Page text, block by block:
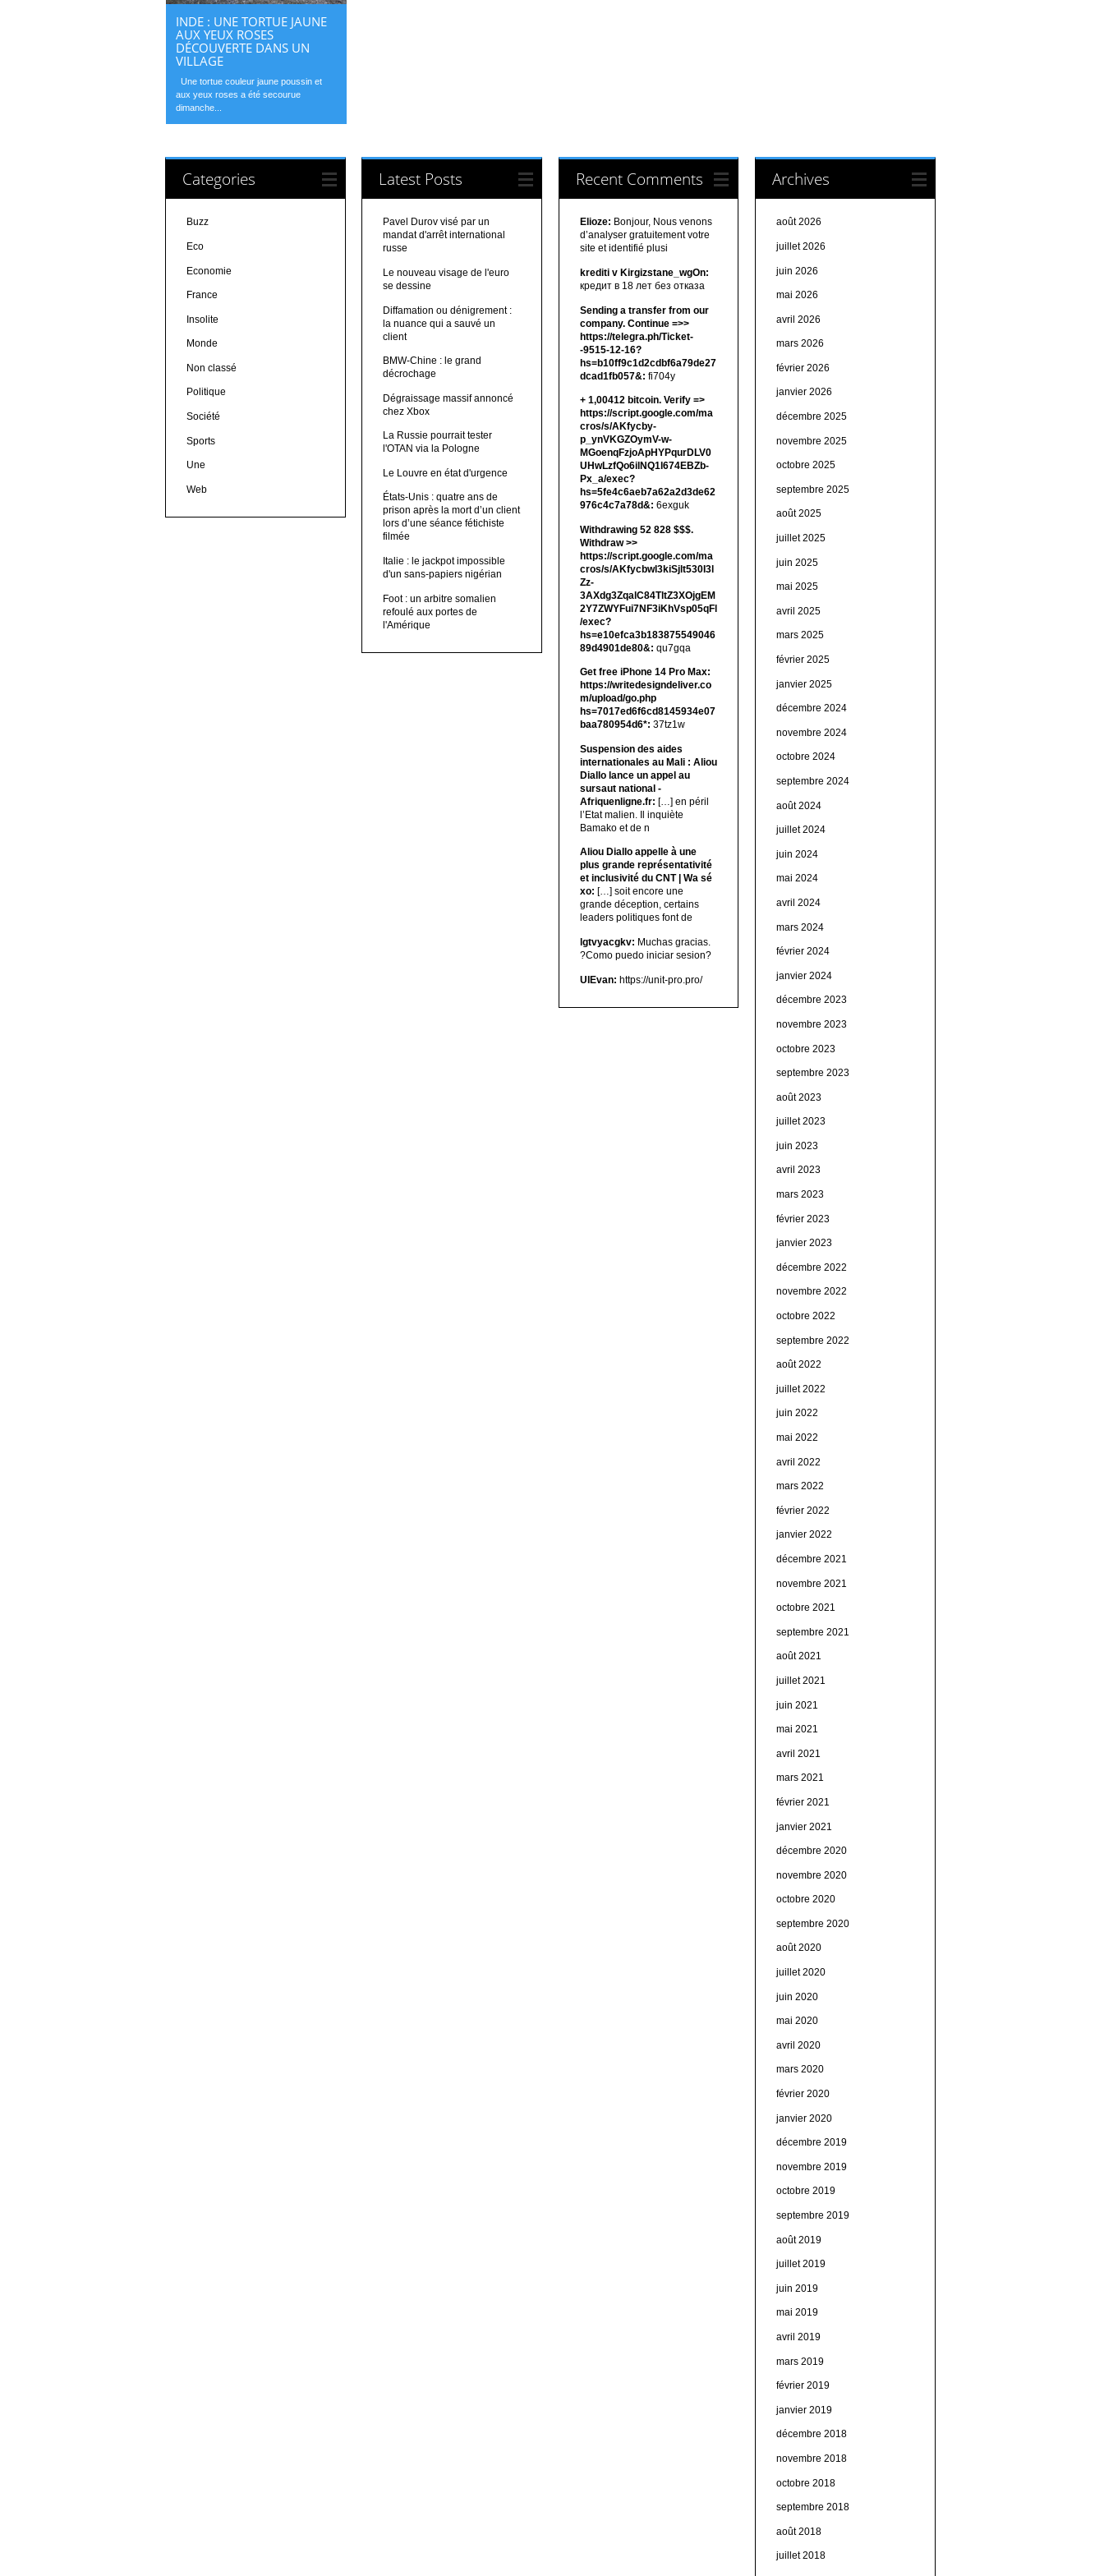
INDE : UNE TORTUE JAUNE
AUX YEUX ROSES
DÉCOUVERTE DANS UN
VILLAGE
Une tortue couleur jaune poussin et
aux yeux roses a été secourue
dimanche...
Categories
Buzz
Eco
Economie
France
Insolite
Monde
Non classé
Politique
Société
Sports
Une
Web
Latest Posts
Pavel Durov visé par un
mandat d'arrêt international
russe
Le nouveau visage de l'euro
se dessine
Diffamation ou dénigrement :
la nuance qui a sauvé un
client
BMW-Chine : le grand
décrochage
Dégraissage massif annoncé
chez Xbox
La Russie pourrait tester
l'OTAN via la Pologne
Le Louvre en état d'urgence
États-Unis : quatre ans de
prison après la mort d’un client
lors d’une séance fétichiste
filmée
Italie : le jackpot impossible
d'un sans-papiers nigérian
Foot : un arbitre somalien
refoulé aux portes de
l'Amérique
Recent Comments
Elioze: Bonjour, Nous venons
d’analyser gratuitement votre
site et identifié plusi
krediti v Kirgizstane_wgOn:
кредит в 18 лет без отказа
Sending a transfer from our
company. Continue =>>
https://telegra.ph/Ticket-
-9515-12-16?
hs=b10ff9c1d2cdbf6a79de27
dcad1fb057&: fi704y
+ 1,00412 bitсоin. Verify =>
https://script.google.com/ma
cros/s/AKfycby-
p_ynVKGZOymV-w-
MGoenqFzjoApHYPqurDLV0
UHwLzfQo6ilNQ1l674EBZb-
Px_a/exec?
hs=5fe4c6aeb7a62a2d3de62
976c4c7a78d&: 6exguk
Withdrawing 52 828 $$$.
Withdrаw >>
https://script.google.com/ma
cros/s/AKfycbwl3kiSjlt530I3l
Zz-
3AXdg3ZqalC84TltZ3XOjgEM
2Y7ZWYFui7NF3iKhVsp05qFl
/exec?
hs=e10efca3b183875549046
89d4901de80&: qu7gqa
Get free iPhone 14 Pro Max:
https://writedesigndeliver.co
m/upload/go.php
hs=7017ed6f6cd8145934e07
baa780954d6*: 37tz1w
Suspension des aides
internationales au Mali : Aliou
Diallo lance un appel au
sursaut national -
Afriquenligne.fr: […] en péril
l’Etat malien. Il inquiète
Bamako et de n
Aliou Diallo appelle à une
plus grande représentativité
et inclusivité du CNT | Wa sé
xo: […] soit encore une
grande déception, certains
leaders politiques font de
lgtvyacgkv: Muchas gracias.
?Como puedo iniciar sesion?
UIEvan: https://unit-pro.pro/
Archives
août 2026
juillet 2026
juin 2026
mai 2026
avril 2026
mars 2026
février 2026
janvier 2026
décembre 2025
novembre 2025
octobre 2025
septembre 2025
août 2025
juillet 2025
juin 2025
mai 2025
avril 2025
mars 2025
février 2025
janvier 2025
décembre 2024
novembre 2024
octobre 2024
septembre 2024
août 2024
juillet 2024
juin 2024
mai 2024
avril 2024
mars 2024
février 2024
janvier 2024
décembre 2023
novembre 2023
octobre 2023
septembre 2023
août 2023
juillet 2023
juin 2023
avril 2023
mars 2023
février 2023
janvier 2023
décembre 2022
novembre 2022
octobre 2022
septembre 2022
août 2022
juillet 2022
juin 2022
mai 2022
avril 2022
mars 2022
février 2022
janvier 2022
décembre 2021
novembre 2021
octobre 2021
septembre 2021
août 2021
juillet 2021
juin 2021
mai 2021
avril 2021
mars 2021
février 2021
janvier 2021
décembre 2020
novembre 2020
octobre 2020
septembre 2020
août 2020
juillet 2020
juin 2020
mai 2020
avril 2020
mars 2020
février 2020
janvier 2020
décembre 2019
novembre 2019
octobre 2019
septembre 2019
août 2019
juillet 2019
juin 2019
mai 2019
avril 2019
mars 2019
février 2019
janvier 2019
décembre 2018
novembre 2018
octobre 2018
septembre 2018
août 2018
juillet 2018